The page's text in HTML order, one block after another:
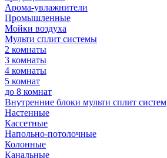
Арома-увлажнители
Промышленные
Мойки воздуха
Мульти сплит системы
2 комнаты
3 комнаты
4 комнаты
5 комнат
до 8 комнат
Внутренние блоки мульти сплит систем
Настенные
Кассетные
Напольно-потолочные
Колонные
Канальные